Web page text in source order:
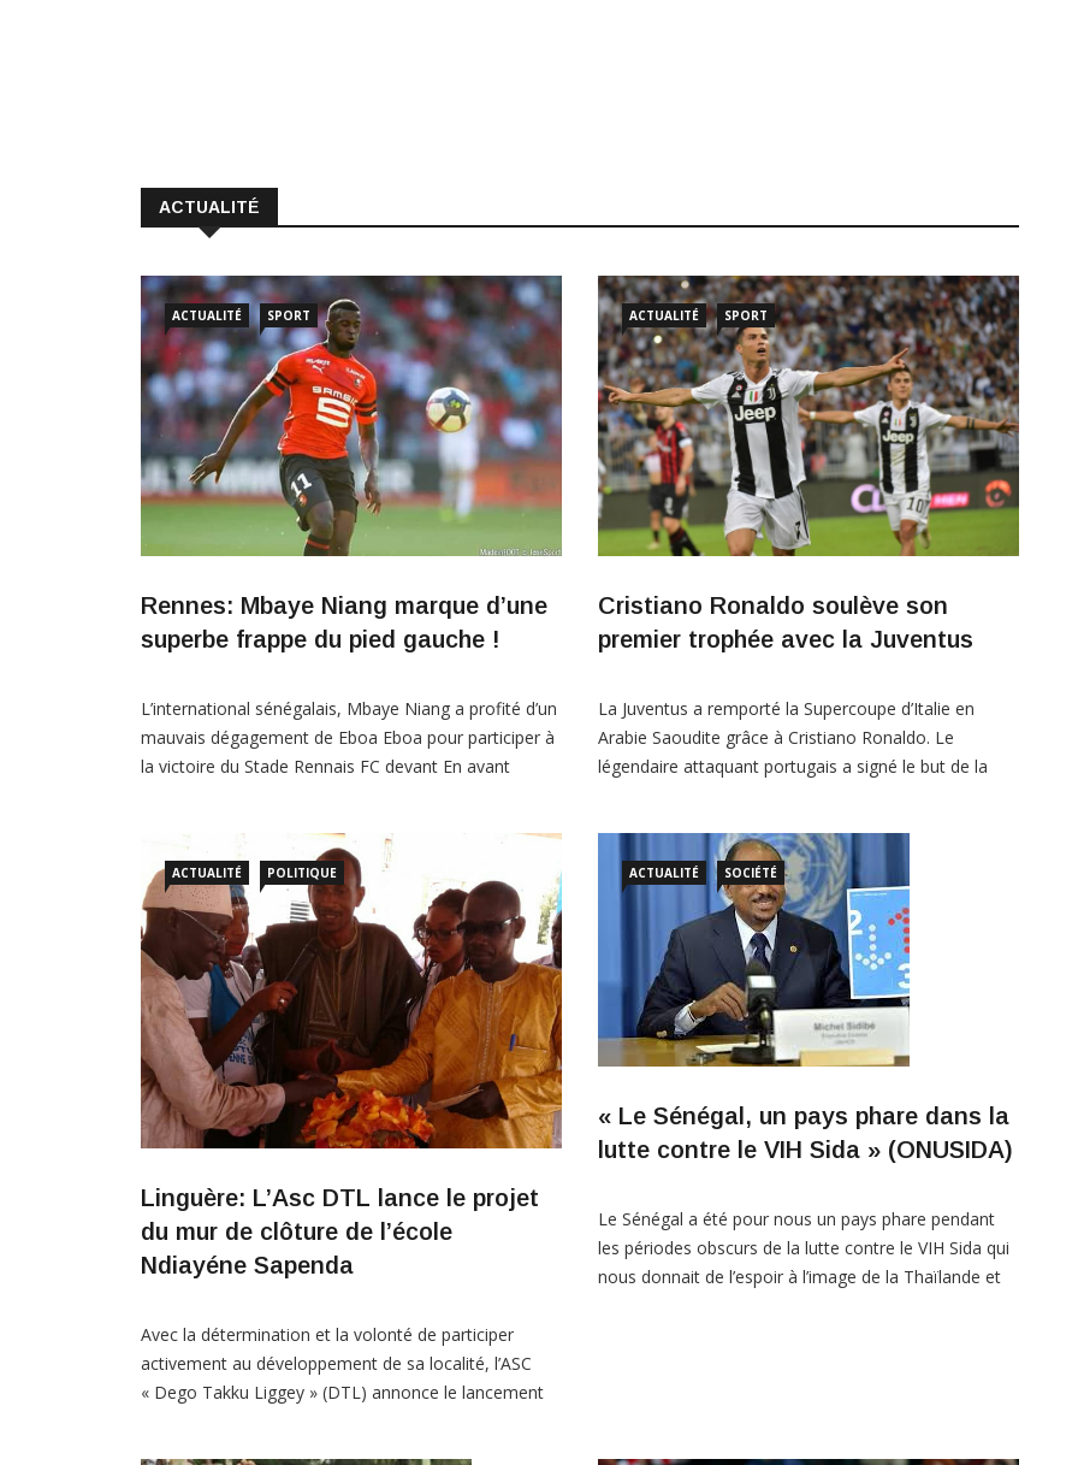
ACTUALITÉ
ACTUALITÉ SPORT
Rennes: Mbaye Niang marque d’une
superbe frappe du pied gauche !
L’international sénégalais, Mbaye Niang a profité d’un
mauvais dégagement de Eboa Eboa pour participer à
la victoire du Stade Rennais FC devant En avant
puissante frappe, qui a
ACTUALITÉ SPORT
Cristiano Ronaldo soulève son
premier trophée avec la Juventus
La Juventus a remporté la Supercoupe d’Italie en
Arabie Saoudite grâce à Cristiano Ronaldo. Le
légendaire attaquant portugais a signé le but de la
ACTUALITÉ POLITIQUE
Linguère: L’Asc DTL lance le projet
du mur de clôture de l’école
Ndiayéne Sapenda
Avec la détermination et la volonté de participer
activement au développement de sa localité, l’ASC
« Dego Takku Liggey » (DTL) annonce le lancement
ACTUALITÉ SOCIÉTÉ
« Le Sénégal, un pays phare dans la
lutte contre le VIH Sida » (ONUSIDA)
Le Sénégal a été pour nous un pays phare pendant
les périodes obscurs de la lutte contre le VIH Sida qui
nous donnait de l’espoir à l’image de la Thaïlande et